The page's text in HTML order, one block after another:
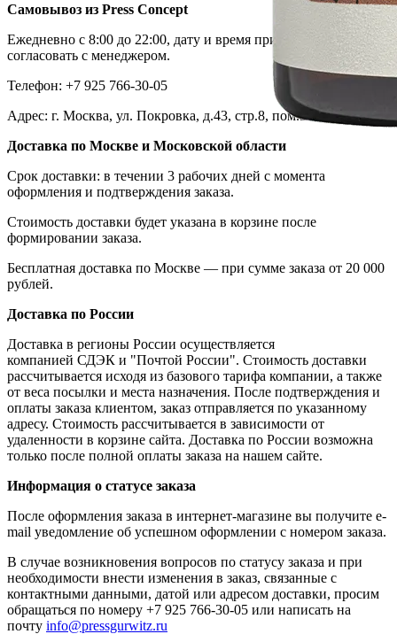
Самовывоз из Press Concept
Ежедневно с 8:00 до 22:00, дату и время приезда необходимо
согласовать с менеджером.
Телефон: +7 925 766-30-05
Адрес: г. Москва, ул. Покровка, д.43, стр.8, пом.3
Доставка по Москве и Московской области
Срок доставки: в течении 3 рабочих дней с момента
оформления и подтверждения заказа.
Стоимость доставки будет указана в корзине после
формировании заказа.
Бесплатная доставка по Москве — при сумме заказа от 20 000
рублей.
Доставка по России
Доставка в регионы России осуществляется
компанией СДЭК и "Почтой России". Стоимость доставки
рассчитывается исходя из базового тарифа компании, а также
от веса посылки и места назначения. После подтверждения и
оплаты заказа клиентом, заказ отправляется по указанному
адресу. Стоимость рассчитывается в зависимости от
удаленности в корзине сайта. Доставка по России возможна
только после полной оплаты заказа на нашем сайте.
Информация о статусе заказа
После оформления заказа в интернет-магазине вы получите e-
mail уведомление об успешном оформлении с номером заказа.
В случае возникновения вопросов по статусу заказа и при
необходимости внести изменения в заказ, связанные с
контактными данными, датой или адресом доставки, просим
обращаться по номеру +7 925 766-30-05 или написать на
почту info@pressgurwitz.ru